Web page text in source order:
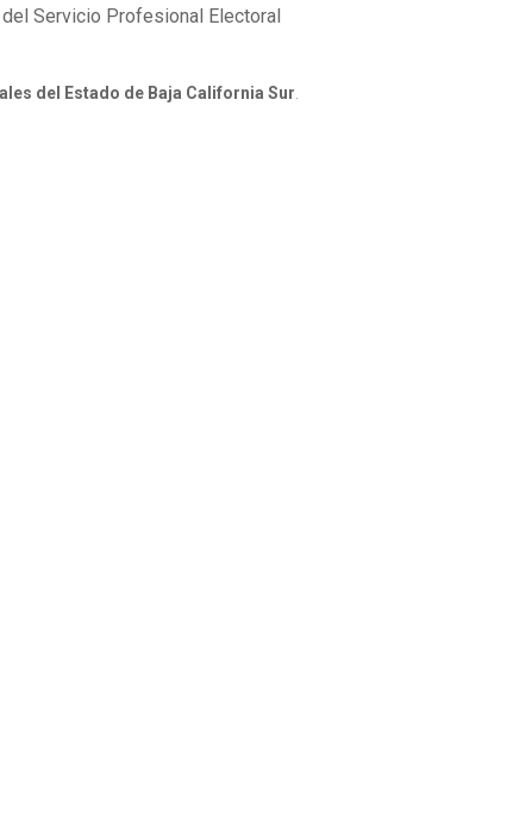
Servicio Profesional Electoral
del Estado de Baja California Sur